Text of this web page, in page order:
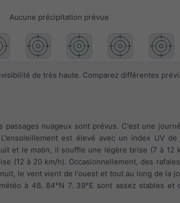
Aucune précipitation prévue
de très haute. Comparez différentes
nuageux sont prévus. C'est une
est élevé avec un index UV de
et le matin, il souffle une légère brise (7 à 12
(12 à 20 km/h). Occasionnellement, des
le vent vient de l'ouest et tout au long de la
à 48. 84°N 7. 39°E sont assez stables et